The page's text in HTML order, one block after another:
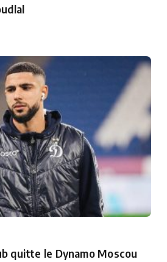
quitte le Dynamo Moscou